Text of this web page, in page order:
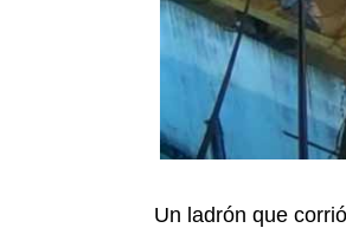
Un ladrón que